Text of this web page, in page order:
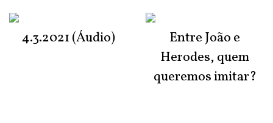
4.3.2021 (Áudio)
Entre João e
Herodes, quem
queremos imitar?